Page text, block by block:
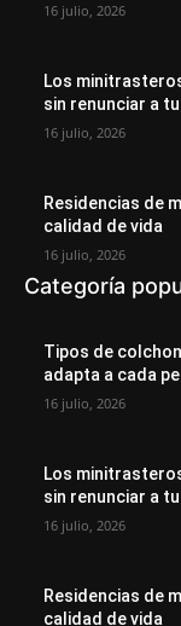
16 julio, 2026
Los
sin renunciar a
16 julio, 2026
Residencias de
calidad de vida
16 julio, 2026
Categoría
Tipos de
adapta a cada
16 julio, 2026
Los
sin renunciar a
16 julio, 2026
Residencias de
calidad de vida